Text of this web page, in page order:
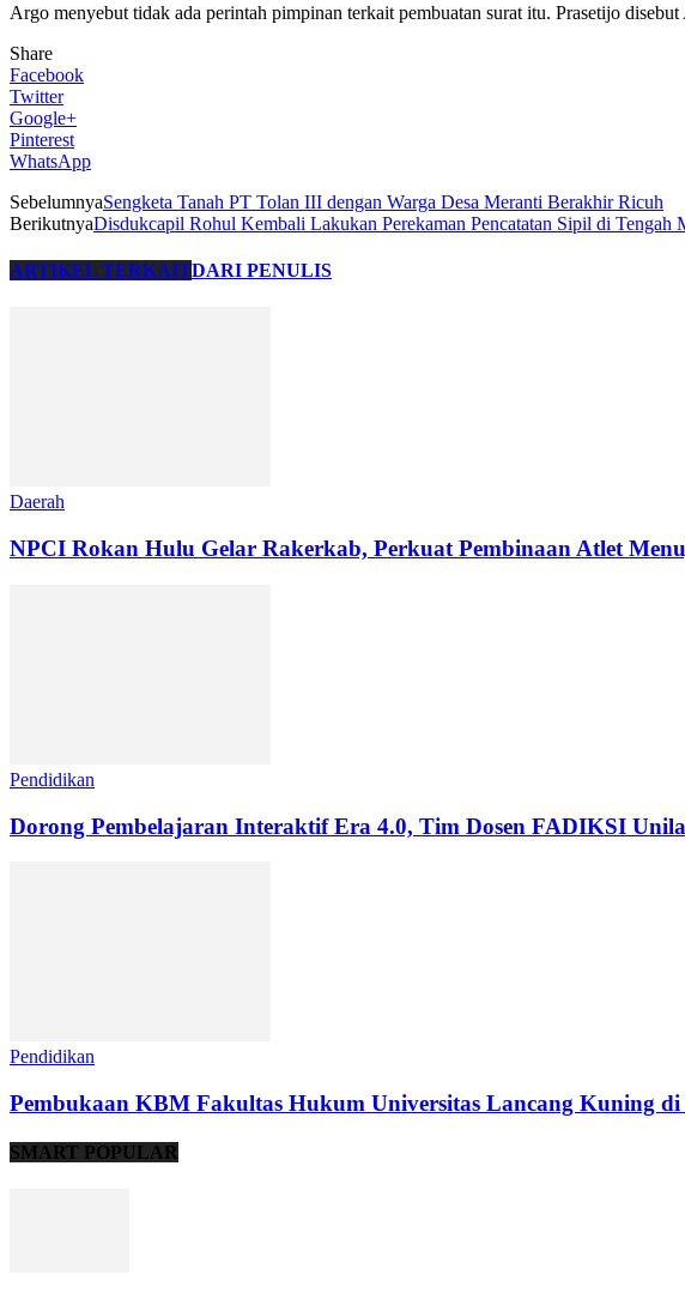
Argo menyebut tidak ada perintah pimpinan terkait pembuatan surat itu. Prasetijo
Share
Facebook
Twitter
Google+
Pinterest
WhatsApp
SebelumnyaSengketa Tanah PT Tolan III dengan Warga Desa Meranti Berakhir Ricuh
BerikutnyaDisdukcapil Rohul Kembali Lakukan Perekaman Pencatatan Sipil di Tengah
ARTIKEL TERKAITDARI PENULIS
Daerah
NPCI Rokan Hulu Gelar Rakerkab, Perkuat Pembinaan Atlet
Pendidikan
Dorong Pembelajaran Interaktif Era 4.0, Tim Dosen FADIKSI
Pendidikan
Pembukaan KBM Fakultas Hukum Universitas Lancang Kuning
SMART POPULAR